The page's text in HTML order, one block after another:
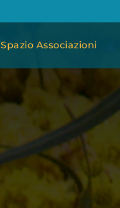
Spazio Associazioni